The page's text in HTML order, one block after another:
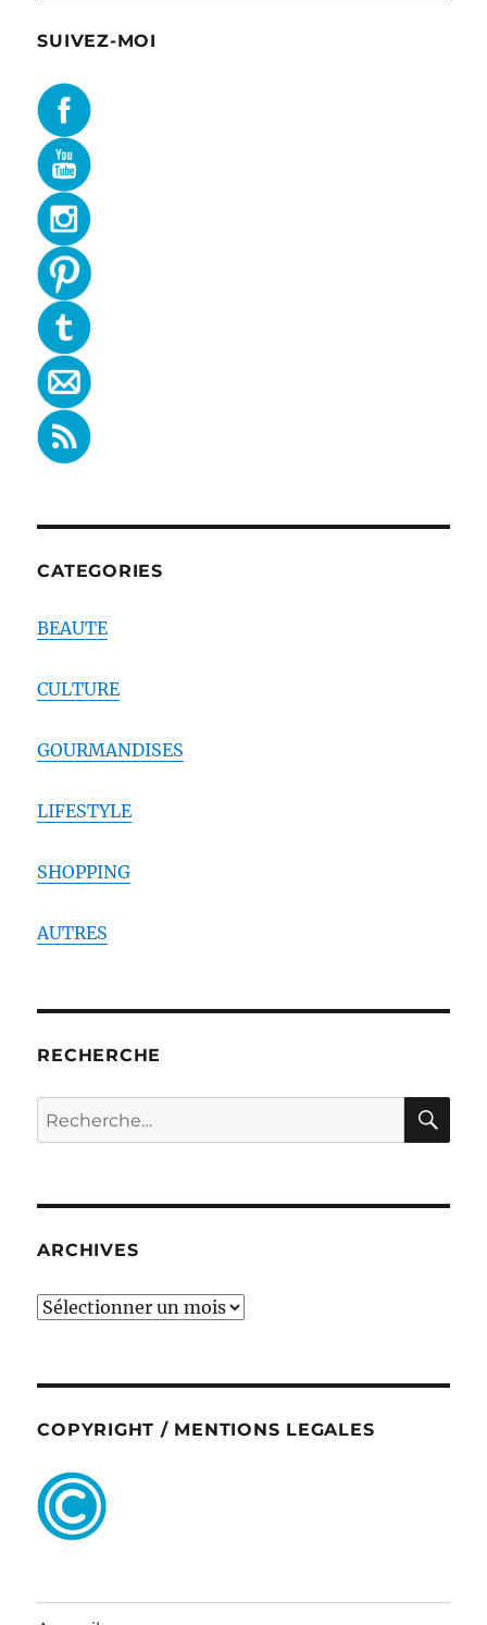
SUIVEZ-MOI
CATEGORIES
BEAUTE
CULTURE
GOURMANDISES
LIFESTYLE
SHOPPING
AUTRES
RECHERCHE
Recherche
pour :
ARCHIVES
ARCHIVES
COPYRIGHT / MENTIONS LEGALES